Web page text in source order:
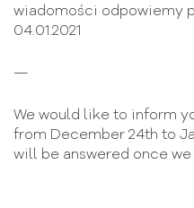
wiadomości odpowiemy
04.01.2021
—
We would like to inform
from December 24th to
will be answered once